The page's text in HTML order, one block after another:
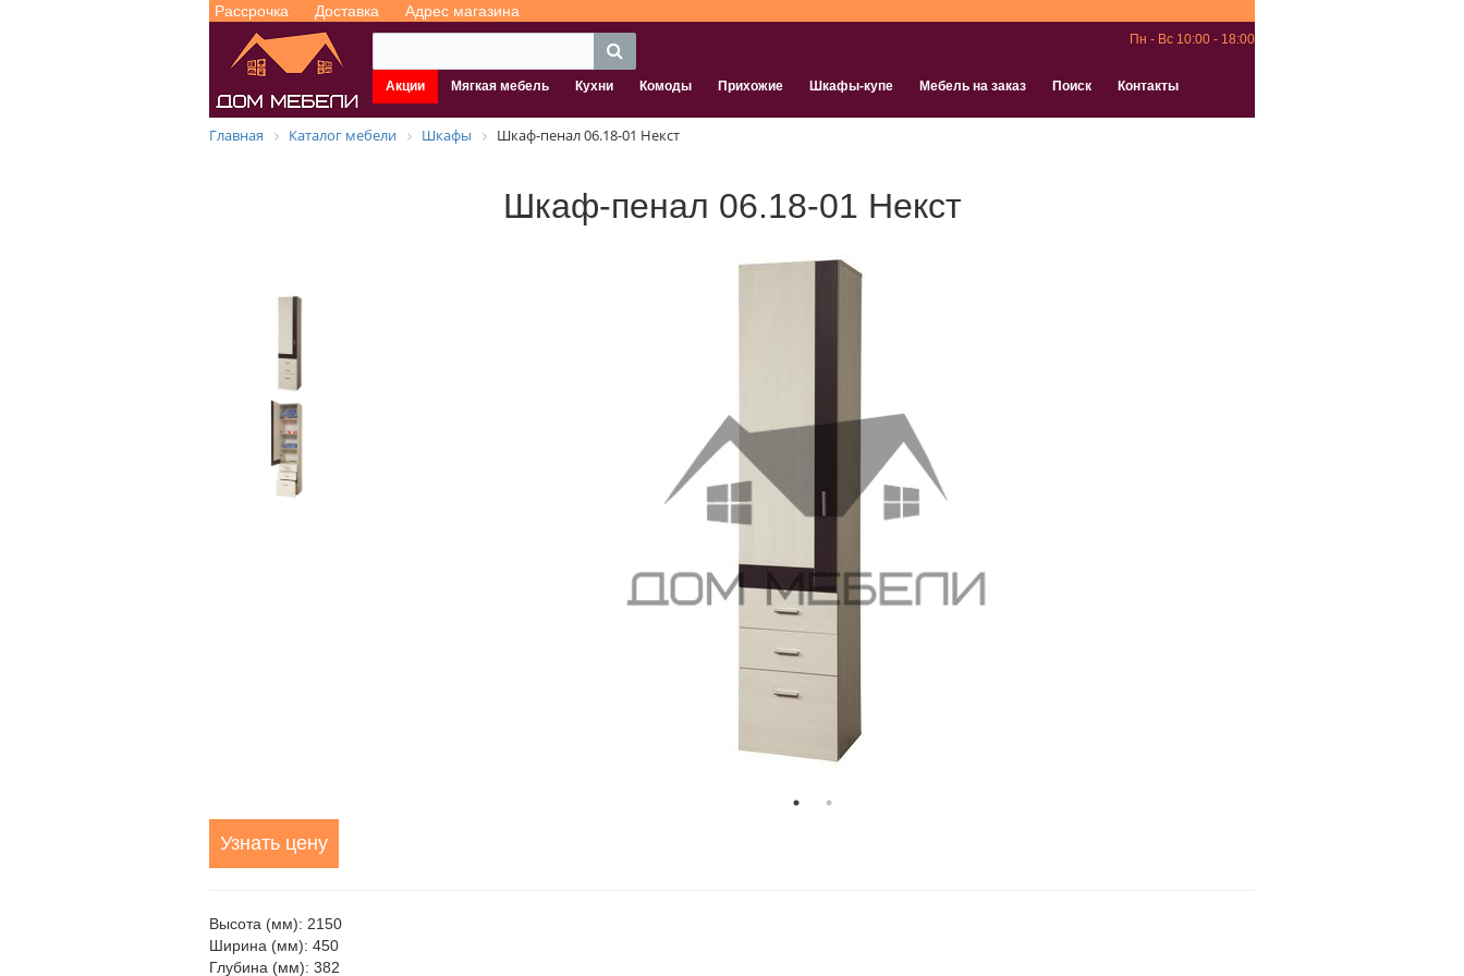
Рассрочка Доставка Адрес магазина
Пн - Вс 10:00 - 18:00
Акции Мягкая мебель Кухни Комоды Прихожие Шкафы-купе Мебель на заказ Поиск Контакты
Главная Каталог мебели Шкафы Шкаф-пенал 06.18-01 Некст
Шкаф-пенал 06.18-01 Некст
Узнать цену
Высота (мм): 2150
Ширина (мм): 450
Глубина (мм): 382